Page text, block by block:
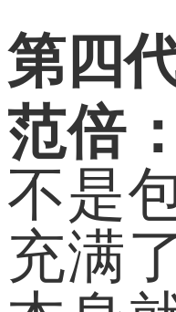
第四
范倍：
不是
充满